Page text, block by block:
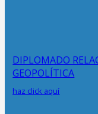
DIPLOMADO
GEOPOLÍTICA
haz click aquí